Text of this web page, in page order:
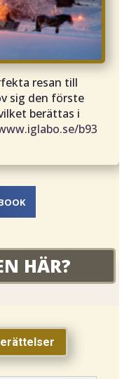
resan till
sig den förste
berättas i
b93
HÄR?